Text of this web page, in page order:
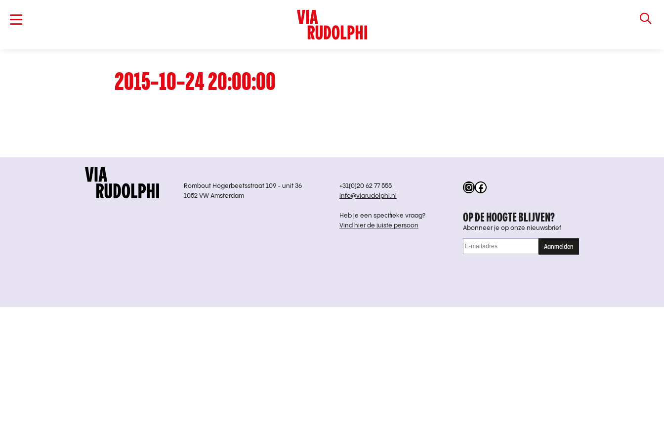
2015-10-24 20:00:00
Instagram
Facebook
Rombout Hogerbeetsstraat 109 - unit 36
1052 VW Amsterdam
+31(0)20 62 77 555
info@viarudolphi.nl
Heb je een specifieke vraag?
Vind hier de juiste persoon
OP DE HOOGTE BLIJVEN?
Abonneer je op onze nieuwsbrief